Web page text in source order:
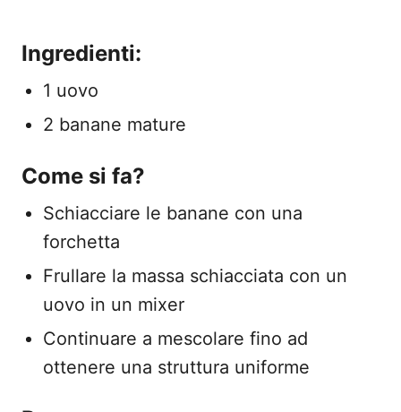
Ingredienti:
1 uovo
2 banane mature
Come si fa?
Schiacciare le banane con una
forchetta
Frullare la massa schiacciata con un
uovo in un mixer
Continuare a mescolare fino ad
ottenere una struttura uniforme